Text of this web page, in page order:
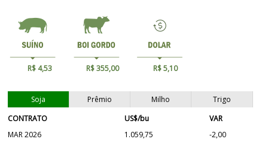
R$ 4,53 R$ 355,00 R$ 5,10
Soja Prêmio Milho
Trigo
CONTRATO
US$/bu
VAR
MAR 2026
1.059,75 -2,00